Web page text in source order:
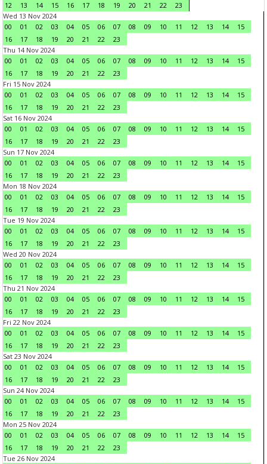
12 13 14 15 16 17 18 19 20 21 22
23
Wed 13 Nov 2024
00
01 02 03 04 05 06 07 08 09 10 11 12 13 14
15
16
17 18 19 20 21 22
23
Thu 14 Nov 2024
00
01 02 03 04 05 06 07 08 09 10 11 12 13 14
15
16
17 18 19 20 21 22
23
Fri 15 Nov 2024
00
01 02 03 04 05 06 07 08 09 10 11 12 13 14
15
16
17 18 19 20 21 22
23
Sat 16 Nov 2024
00
01 02 03 04 05 06 07 08 09 10 11 12 13 14
15
16
17 18 19 20 21 22
23
Sun 17 Nov 2024
00
01 02 03 04 05 06 07 08 09 10 11 12 13 14
15
16
17 18 19 20 21 22
23
Mon 18 Nov 2024
00
01 02 03 04 05 06 07 08 09 10 11 12 13 14
15
16
17 18 19 20 21 22
23
Tue 19 Nov 2024
00
01 02 03 04 05 06 07 08 09 10 11 12 13 14
15
16
17 18 19 20 21 22
23
Wed 20 Nov 2024
00
01 02 03 04 05 06 07 08 09 10 11 12 13 14
15
16
17 18 19 20 21 22
23
Thu 21 Nov 2024
00
01 02 03 04 05 06 07 08 09 10 11 12 13 14
15
16
17 18 19 20 21 22
23
Fri 22 Nov 2024
00
01 02 03 04 05 06 07 08 09 10 11 12 13 14
15
16
17 18 19 20 21 22
23
Sat 23 Nov 2024
00
01 02 03 04 05 06 07 08 09 10 11 12 13 14
15
16
17 18 19 20 21 22
23
Sun 24 Nov 2024
00
01 02 03 04 05 06 07 08 09 10 11 12 13 14
15
16
17 18 19 20 21 22
23
Mon 25 Nov 2024
00
01 02 03 04 05 06 07 08 09 10 11 12 13 14
15
16
17 18 19 20 21 22
23
Tue 26 Nov 2024